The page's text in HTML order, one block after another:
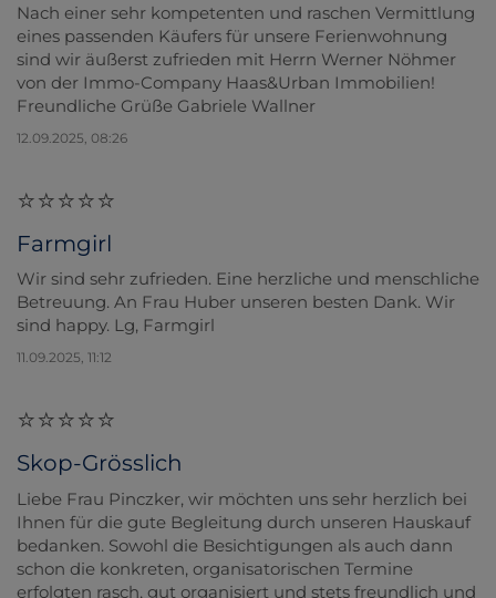
Nach einer sehr kompetenten und raschen Vermittlung
eines passenden Käufers für unsere Ferienwohnung
sind wir äußerst zufrieden mit Herrn Werner Nöhmer
von der Immo-Company Haas&Urban Immobilien!
Freundliche Grüße Gabriele Wallner
12.09.2025, 08:26
Farmgirl
Wir sind sehr zufrieden. Eine herzliche und menschliche
Betreuung. An Frau Huber unseren besten Dank. Wir
sind happy. Lg, Farmgirl
11.09.2025, 11:12
Skop-Grösslich
Liebe Frau Pinczker, wir möchten uns sehr herzlich bei
Ihnen für die gute Begleitung durch unseren Hauskauf
bedanken. Sowohl die Besichtigungen als auch dann
schon die konkreten, organisatorischen Termine
erfolgten rasch, gut organisiert und stets freundlich und